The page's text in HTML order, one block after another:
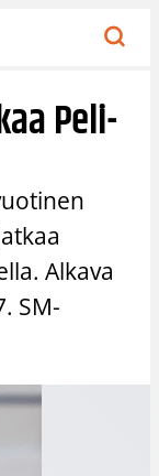
Peli-
Alkava
SM-